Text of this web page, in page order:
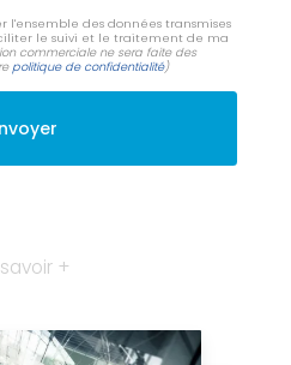
l'ensemble des données transmises
le suivi et le traitement de ma
commerciale ne sera faite des
politique de confidentialité)
+